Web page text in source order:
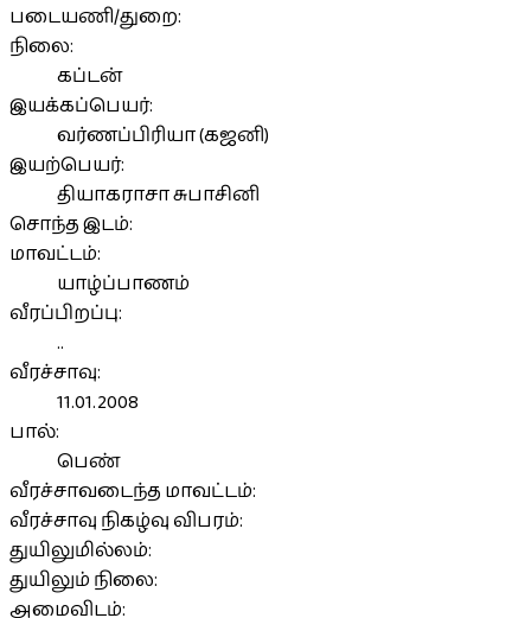
படையணி/துறை:
நிலை:
கப்டன்
இயக்கப்பெயர்:
வர்ணப்பிரியா (கஜனி)
இயற்பெயர்:
தியாகராசா சுபாசினி
சொந்த இடம்:
மாவட்டம்:
யாழ்ப்பாணம்
வீரப்பிறப்பு:
..
வீரச்சாவு:
11.01.2008
பால்:
பெண்
வீரச்சாவடைந்த மாவட்டம்:
வீரச்சாவு நிகழ்வு விபரம்:
துயிலுமில்லம்:
துயிலும் நிலை:
அமைவிடம்: